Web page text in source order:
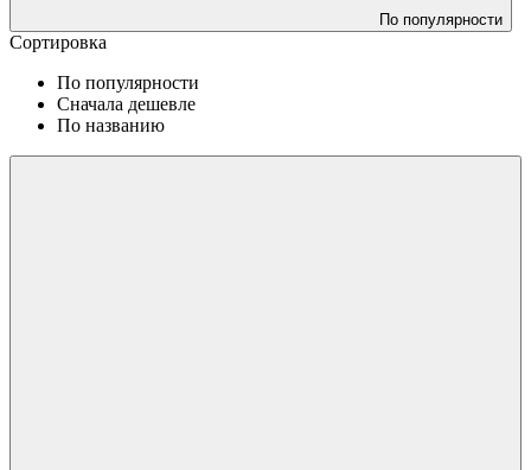
По популярности
Сортировка
По популярности
Сначала дешевле
По названию